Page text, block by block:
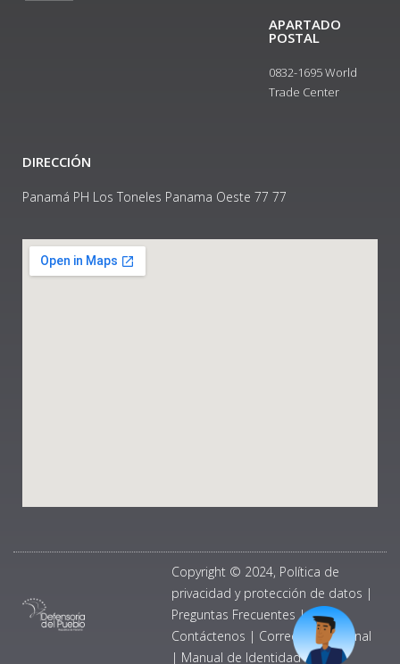
APARTADO
POSTAL
0832-1695 World
Trade Center
DIRECCIÓN
Panamá PH Los Toneles Panama Oeste 77 77
Copyright © 2024, Política de
privacidad y protección de datos |
Preguntas Frecuentes |
Contáctenos | Correo Institucional
| Manual de Identidad Visual